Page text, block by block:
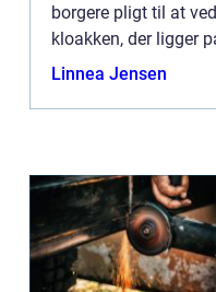
borgere pligt til at
kloakken, der ligger
både om det er et
Linnea Jensen